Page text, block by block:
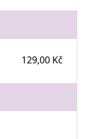
129,00 Kč